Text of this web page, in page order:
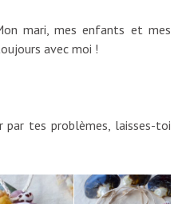
mari, mes enfants et mes
avec moi !
par tes problèmes, laisses-toi